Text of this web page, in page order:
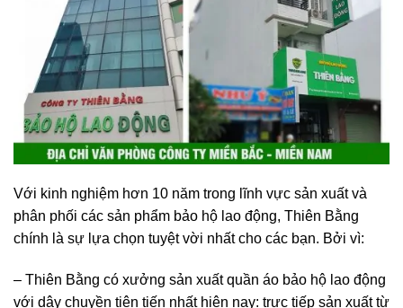
Với kinh nghiệm hơn 10 năm trong lĩnh vực sản xuất và
phân phối các sản phẩm bảo hộ lao động, Thiên Bằng
chính là sự lựa chọn tuyệt vời nhất cho các bạn. Bởi vì:
– Thiên Bằng có xưởng sản xuất quần áo bảo hộ lao động
với dây chuyền tiên tiến nhất hiện nay: trực tiếp sản xuất từ